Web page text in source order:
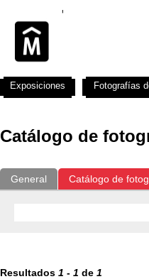
Catálogo de
General Catálogo de
Resultados 1 - 1 de 1
Exposiciones Fotografías